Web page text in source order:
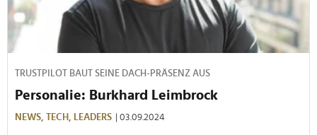
TRUSTPILOT BAUT SEINE DACH-PRÄSENZ AUS
Personalie: Burkhard Leimbrock
NEWS, TECH, LEADERS | 03.09.2024